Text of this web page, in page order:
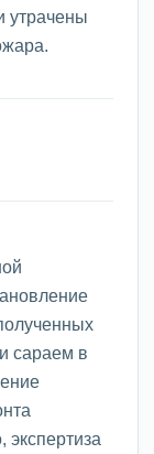
утрачены
сараем в
экспертиза